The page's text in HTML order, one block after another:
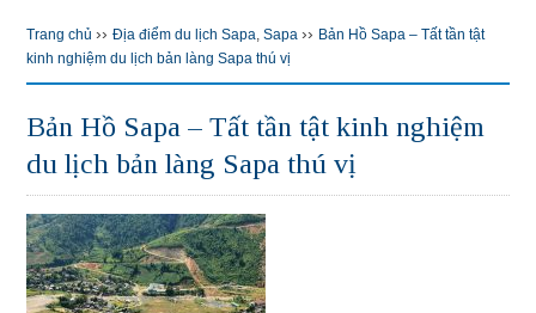
Trang chủ ››Địa điểm du lịch Sapa,Sapa ›› Bản Hồ Sapa – Tất tần tật
kinh nghiệm du lịch bản làng Sapa thú vị
Bản Hồ Sapa – Tất tần tật kinh nghiệm
du lịch bản làng Sapa thú vị